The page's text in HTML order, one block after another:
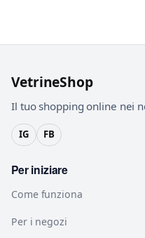
VetrineShop
Il tuo shopping online nei
IG FB
Per iniziare
Come funziona
Per i negozi